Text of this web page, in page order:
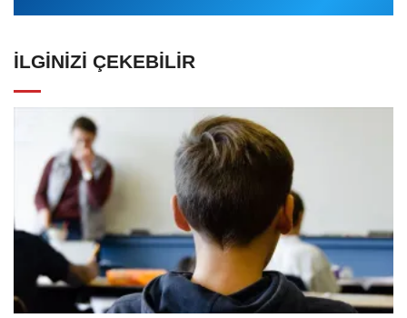
İLGINIZI ÇEKEBILIR